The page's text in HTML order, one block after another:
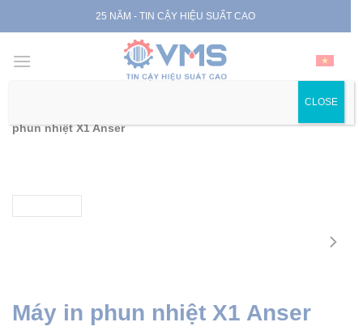
to
25 NĂM - TIN CẬY HIỆU SUẤT CAO
Máy in
phun nhiệt X1 Anser
Máy in phun nhiệt X1 Anser
CLOSE